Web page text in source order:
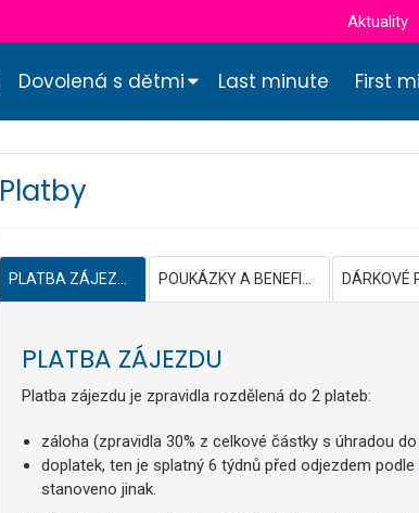
Aktuality
Dovolená s dětmi Last minute First
Platby
PLATBA ZÁJEZDU
Platba zájezdu je zpravidla rozdělená do 2 plateb:
záloha (zpravidla 30% z celkové částky s úhradou
doplatek, ten je splatný 6 týdnů před odjezdem podle
stanoveno jinak.